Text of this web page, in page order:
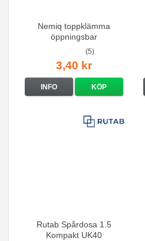
Nemiq toppklämma
öppningsbar
(5)
3,40 kr
INFO KÖP
Rutab Spårdosa 1.5
Kompakt UK40